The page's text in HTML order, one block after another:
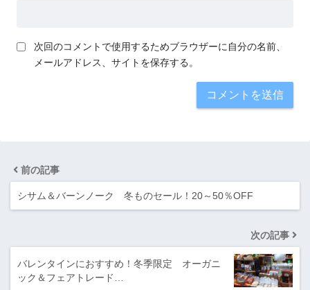
次回のコメントで使用するためブラウザーに自分の名前、
メールアドレス、サイトを保存する。
前の記事
シサム＆バーンノーク 冬ものセール！20～50％OFF
次の記事
バレンタインにおすすめ！冬季限定 オーガニ
ック＆フェアトレード…